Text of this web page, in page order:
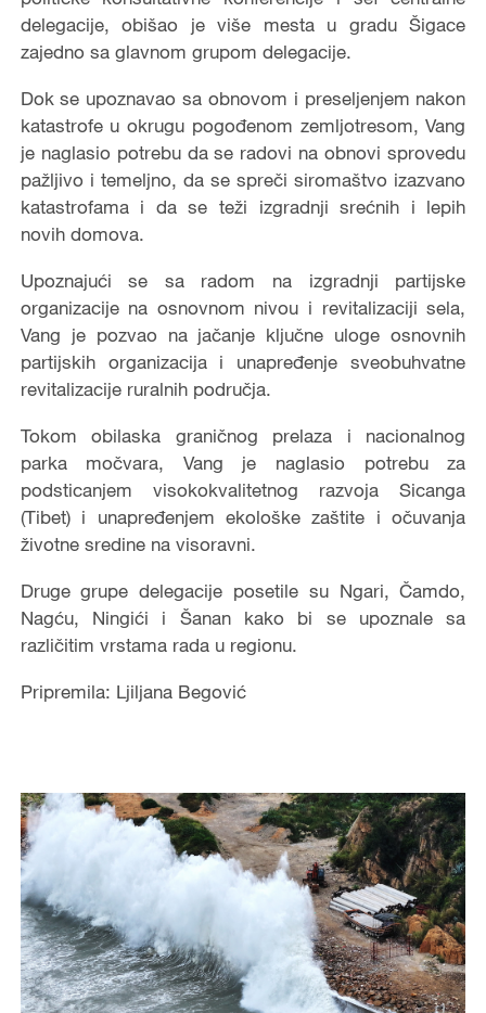
delegacije, obišao je više mesta u gradu Šigace
zajedno sa glavnom grupom delegacije.
Dok se upoznavao sa obnovom i preseljenjem nakon
katastrofe u okrugu pogođenom zemljotresom, Vang
je naglasio potrebu da se radovi na obnovi sprovedu
pažljivo i temeljno, da se spreči siromaštvo izazvano
katastrofama i da se teži izgradnji srećnih i lepih
novih domova.
Upoznajući se sa radom na izgradnji partijske
organizacije na osnovnom nivou i revitalizaciji sela,
Vang je pozvao na jačanje ključne uloge osnovnih
partijskih organizacija i unapređenje sveobuhvatne
revitalizacije ruralnih područja.
Tokom obilaska graničnog prelaza i nacionalnog
parka močvara, Vang je naglasio potrebu za
podsticanjem visokokvalitetnog razvoja Sicanga
(Tibet) i unapređenjem ekološke zaštite i očuvanja
životne sredine na visoravni.
Druge grupe delegacije posetile su Ngari, Čamdo,
Nagću, Ningići i Šanan kako bi se upoznale sa
različitim vrstama rada u regionu.
Pripremila: Ljiljana Begović